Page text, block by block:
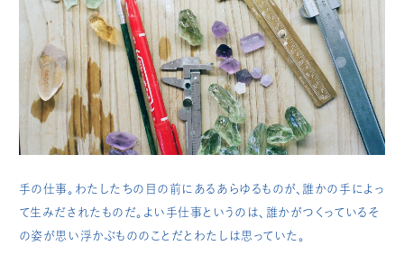
手の仕事。わたしたちの目の前にあるあらゆるものが、誰かの手によっ
て生みだされたものだ。よい手仕事というのは、誰かがつくっているそ
の姿が思い浮かぶもののことだとわたしは思っていた。